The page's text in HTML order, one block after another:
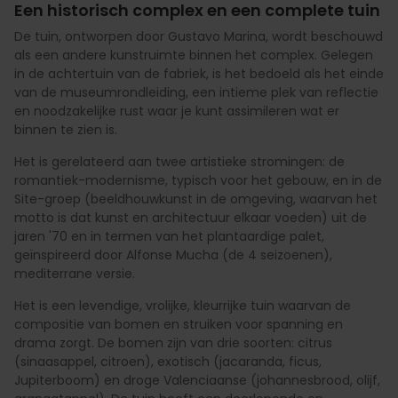
Een historisch complex en een complete tuin
De tuin, ontworpen door Gustavo Marina, wordt beschouwd
als een andere kunstruimte binnen het complex. Gelegen
in de achtertuin van de fabriek, is het bedoeld als het einde
van de museumrondleiding, een intieme plek van reflectie
en noodzakelijke rust waar je kunt assimileren wat er
binnen te zien is.
Het is gerelateerd aan twee artistieke stromingen: de
romantiek-modernisme, typisch voor het gebouw, en in de
Site-groep (beeldhouwkunst in de omgeving, waarvan het
motto is dat kunst en architectuur elkaar voeden) uit de
jaren '70 en in termen van het plantaardige palet,
geïnspireerd door Alfonse Mucha (de 4 seizoenen),
mediterrane versie.
Het is een levendige, vrolijke, kleurrijke tuin waarvan de
compositie van bomen en struiken voor spanning en
drama zorgt. De bomen zijn van drie soorten: citrus
(sinaasappel, citroen), exotisch (jacaranda, ficus,
Jupiterboom) en droge Valenciaanse (johannesbrood, olijf,